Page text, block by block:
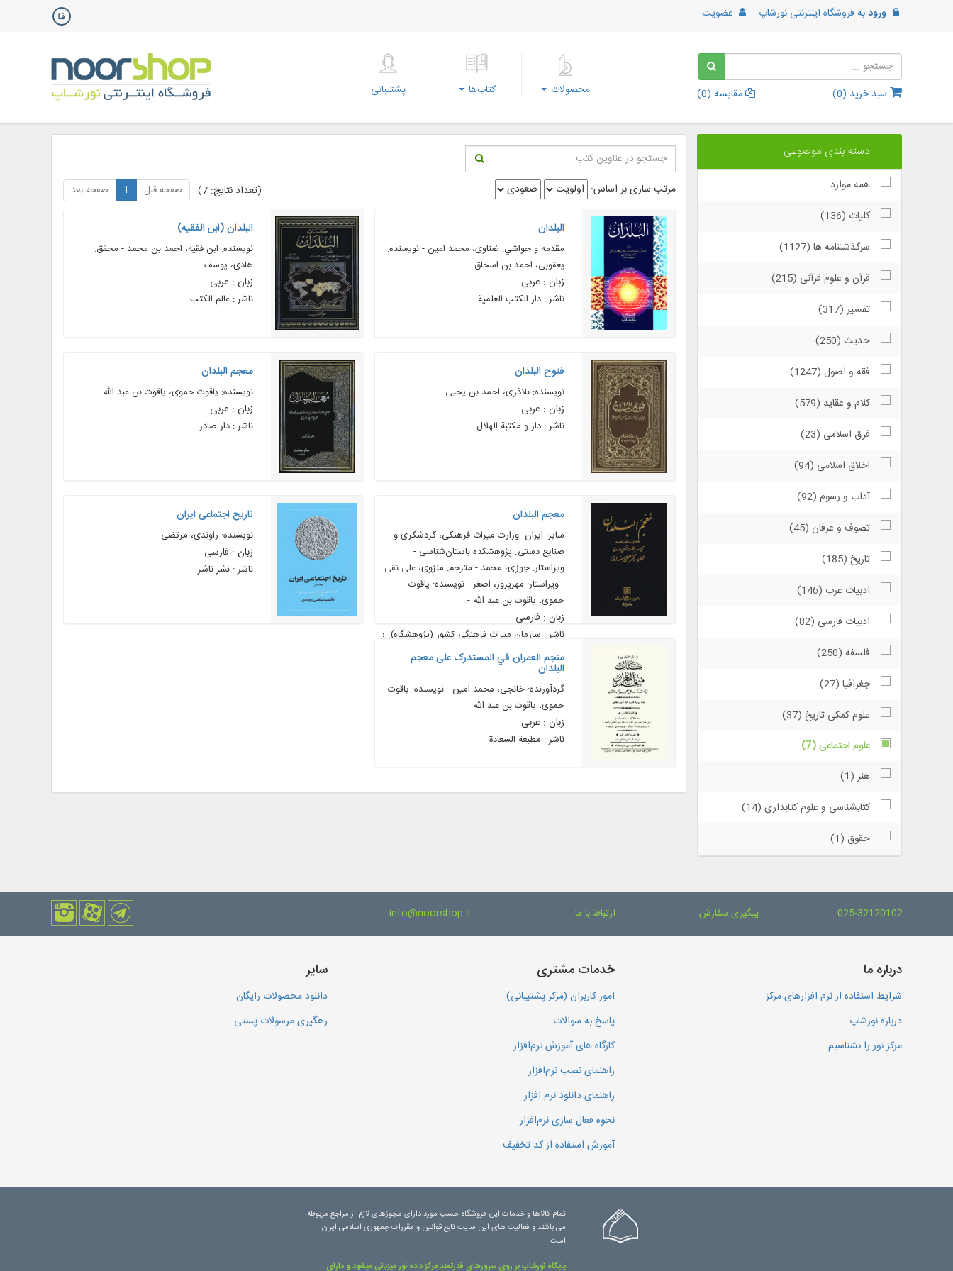
ورودبه فروشگاه اینترنتی نورشاپ عضویت
سبد خرید (0
) مقایسه (0
) محصولات کتاب‌ها پشتیبانی
دسته بندی موضوعی
همه موارد
كلیات (136)
سرگذشتنامه ها (1127)
قرآن و علوم قرآنی (215)
تفسیر (317)
حدیث (250)
فقه و اصول (1247)
كلام و عقاید (579)
فرق اسلامی (23)
اخلاق اسلامی (94)
آداب و رسوم (92)
تصوف و عرفان (45)
تاریخ (185)
ادبیات عرب (146)
ادبیات فارسی (82)
فلسفه (250)
جغرافیا (27)
علوم کمکی تاریخ (37)
علوم اجتماعی (7)
هنر (1)
کتابشناسی و علوم کتابداری (14)
حقوق (1)
مرتب سازی بر اساس: (تعداد نتایج: 7) صفحه قبل 1 صفحه بعد
البلدان
مقدمه و حواشي: ضناوی، محمد امین - نویسنده:
یعقوبی، احمد بن اسحاق
زبان : عربی
ناشر : دار الکتب العلمية
البلدان (ابن الفقيه)
نویسنده: ابن فقیه، احمد بن محمد - محقق:
هادی، یوسف
زبان : عربی
ناشر : عالم الکتب
فتوح البلدان
نویسنده: بلاذری، احمد بن یحیی
زبان : عربی
ناشر : دار و مکتبة الهلال
معجم البلدان
نویسنده: یاقوت حموی، یاقوت بن عبد الله
زبان : عربی
ناشر : دار صادر
معجم البلدان
سایر: ایران. وزارت میراث فرهنگی، گردشگری و
صنایع دستی. پژوهشکده باستان‌شناسی -
ویراستار: جوزی، محمد - مترجم: منزوی، علی نقی
- ويراستار: م‍ه‍رپ‍رور، اص‍غ‍ر - نویسنده: یاقوت
حموی، یاقوت بن عبد الله -
زبان : فارسی
ناشر : سازمان ميراث فرهنگي کشور (پژوهشگاه). معاونت معرفی و آموزش
تاریخ اجتماعی ایران
نویسنده: راوندی، مرتضی
زبان : فارسی
ناشر : نشر ناشر
منجم العمران في المستدرک علی معجم
البلدان
گردآورنده: خانجی، محمد امین - نویسنده: یاقوت
حموی، یاقوت بن عبد الله
زبان : عربی
ناشر : مطبعة السعادة
025-32120102 پیگیری سفارش ارتباط با ما info@noorshop.ir
درباره ما
شرایط استفاده از نرم افزارهای مرکز
درباره نورشاپ
مرکز نور را بشناسیم
خدمات مشتری
امور کاربران (مرکز پشتیبانی)
پاسخ به سوالات
کارگاه های آموزش نرم‌افزار
راهنمای نصب نرم‌افزار
راهنمای دانلود نرم افزار
نحوه فعال سازی نرم‌افزار
آموزش استفاده از کد تخفیف
سایر
دانلود محصولات رایگان
رهگیری مرسولات پستی
تمام کالاها و خدمات این فروشگاه حسب مورد دارای مجوزهای لازم از مراجع مربوطه
می باشند و فعالیت های این سایت تابع قوانین و مقررات جمهوری اسلامی ایران
است.
پایگاه نورشاپ بر روی سرورهای قدرتمند مرکز داده نور میزبانی میشود و دارای